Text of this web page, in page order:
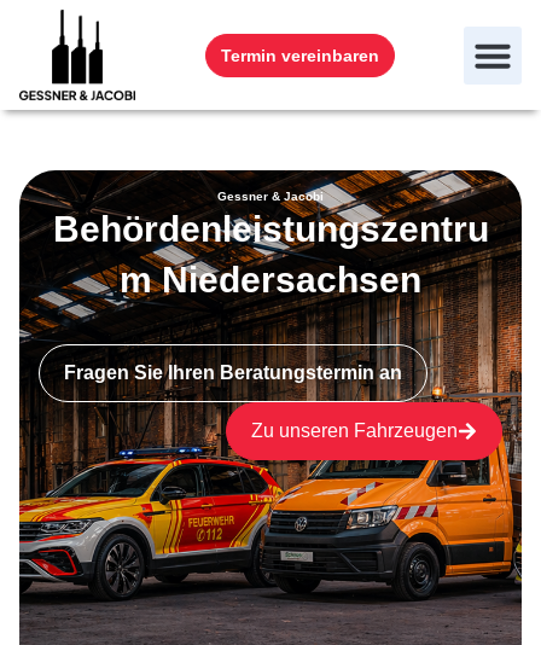
Termin vereinbaren
Gessner & Jacobi
Behördenleistungszentru
m Niedersachsen
Zu unseren Fahrzeugen
Fragen Sie Ihren Beratungstermin an